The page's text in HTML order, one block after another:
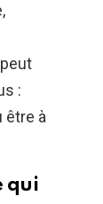
:
être à
qui